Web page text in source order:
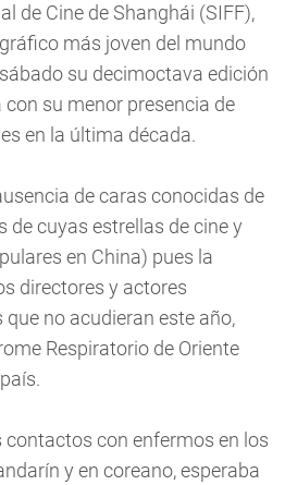
de Cine de Shanghái (SIFF),
más joven del mundo
su decimoctava edición
su menor presencia de
en la última década.
de caras conocidas de
de cuyas estrellas de cine y
en China) pues la
directores y actores
no acudieran este año,
Respiratorio de Oriente
contactos con enfermos en los
y en coreano, esperaba